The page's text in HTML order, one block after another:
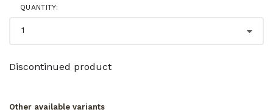
QUANTITY:
Discontinued product
Other available variants